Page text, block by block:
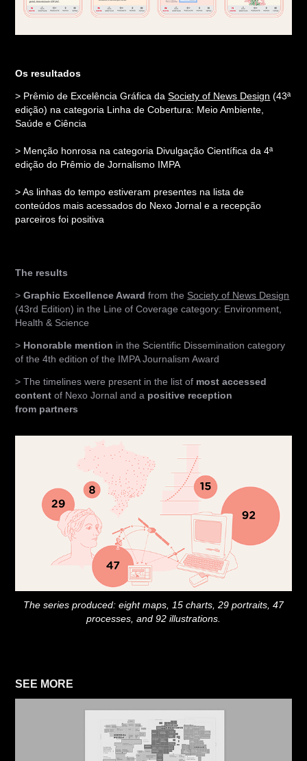
Os resultados
> Prêmio de Excelência Gráfica daSociety of News Design (43ª
edição) na categoria Linha de Cobertura: Meio Ambiente,
Saúde e Ciência
> Menção honrosa na categoria Divulgação Científica da 4ª
edição do Prêmio de Jornalismo IMPA
> As linhas do tempo estiveram presentes na lista de
conteúdos mais acessados do Nexo Jornal e a recepção
parceiros foi positiva
The results
>Graphic Excellence Award from the Society of News Design
(43rd Edition) in the Line of Coverage category: Environment,
Health & Science
> Honorable mention in the Scientific Dissemination category
of the 4th edition of the IMPA Journalism Award
> The timelines were present in the list of most accessed
content of Nexo Jornal and a positive reception
from partners
The series produced: eight maps, 15 charts, 29 portraits, 47
processes, and 92 illustrations.
SEE MORE